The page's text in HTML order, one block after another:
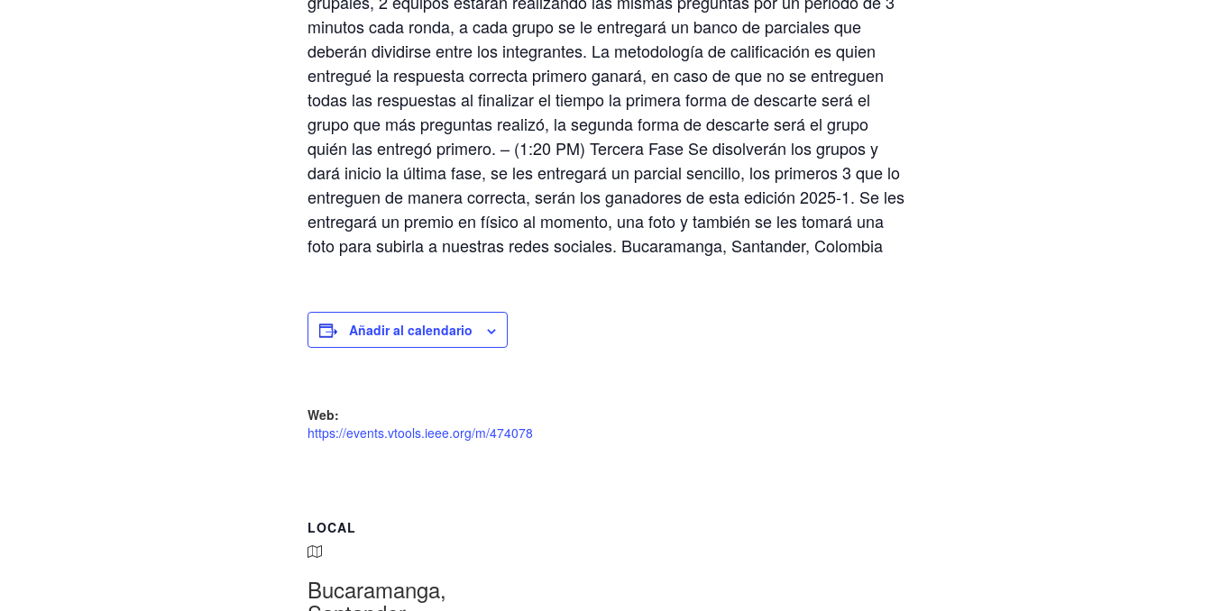
minutos cada ronda, a cada grupo se le entregará un banco de parciales que
deberán dividirse entre los integrantes. La metodología de calificación es quien
entregué la respuesta correcta primero ganará, en caso de que no se entreguen
todas las respuestas al finalizar el tiempo la primera forma de descarte será el
grupo que más preguntas realizó, la segunda forma de descarte será el grupo
quién las entregó primero. – (1:20 PM) Tercera Fase Se disolverán los grupos y
dará inicio la última fase, se les entregará un parcial sencillo, los primeros 3 que lo
entreguen de manera correcta, serán los ganadores de esta edición 2025-1. Se les
entregará un premio en físico al momento, una foto y también se les tomará una
foto para subirla a nuestras redes sociales. Bucaramanga, Santander, Colombia
Añadir al calendario
Web:
https://events.vtools.ieee.org/m/474078
LOCAL
Bucaramanga,